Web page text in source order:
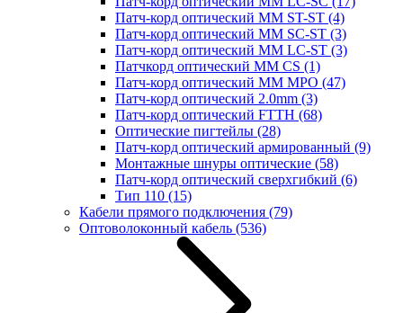
Патч-корд оптический MM ST-ST (4)
Патч-корд оптический MM SC-ST (3)
Патч-корд оптический MM LC-ST (3)
Патчкорд оптический MM CS (1)
Патч-корд оптический MM MPO (47)
Патч-корд оптический 2.0mm (3)
Патч-корд оптический FTTH (68)
Оптические пигтейлы (28)
Патч-корд оптический армированный (9)
Монтажные шнуры оптические (58)
Патч-корд оптический сверхгибкий (6)
Тип 110 (15)
Кабели прямого подключения (79)
Оптоволоконный кабель (536)